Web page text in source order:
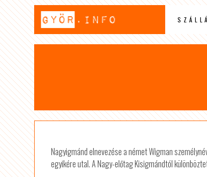
Nagyigmánd elnevezése a német Wigman
egyikére utal. A Nagy-előtag Kisigmándtól